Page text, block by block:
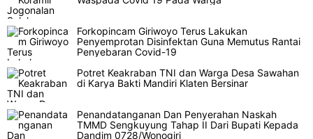
Forkopincam Giriwoyo Terus Lakukan
Penyemprotan Disinfektan Guna Memutus Rantai
Penyebaran Covid-19
Potret Keakraban TNI dan Warga Desa Sawahan
di Karya Bakti Mandiri Klaten Bersinar
Penandatanganan Dan Penyerahan Naskah
TMMD Sengkuyung Tahap II Dari Bupati Kepada
Dandim 0728/Wonogiri